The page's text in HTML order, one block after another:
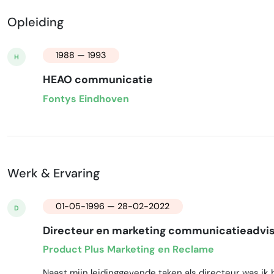
Opleiding
H 1988 — 1993
HEAO communicatie
Fontys Eindhoven
Werk & Ervaring
D 01-05-1996 — 28-02-2022
Directeur en marketing
Product Plus Marketing en Reclame